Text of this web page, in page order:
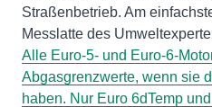
Straßenbetrieb. Am
Messlatte des
Alle Euro-5- und Euro-6-
Abgasgrenzwerte, wenn sie
haben. Nur Euro 6dTemp